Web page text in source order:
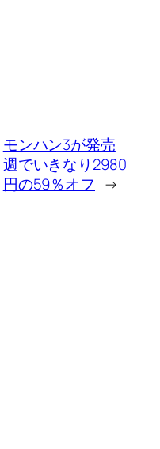
モンハン3が発売
週でいきなり2980
円の59％オフ →